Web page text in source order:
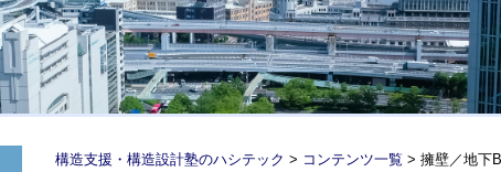
構造支援・構造設計塾のハシテック > コンテンツ一覧 > 擁壁／地下